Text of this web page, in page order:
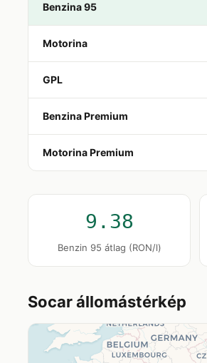
Benzina 95
Motorina
GPL
Benzina Premium
Motorina Premium
9.38
Benzin 95 átlag (RON/l)
Socar állomástérkép